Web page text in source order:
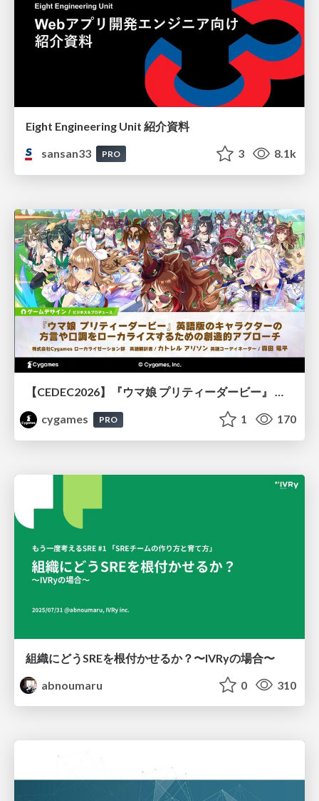
Eight Engineering Unit 紹介資料
sansan33
PRO 3 8.1k
【CEDEC2026】『ウマ娘 プリティーダービー』 英語版のキャラクターの方言や口調をローカライズするための創造的アプローチ
cygames
PRO 1 170
組織にどうSREを根付かせるか？〜IVRyの場合〜
abnoumaru
0 310